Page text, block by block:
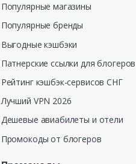
Популярные магазины
Популярные бренды
Выгодные кэшбэки
Патнерские ссылки для блогеров
Рейтинг кэшбэк-сервисов СНГ
Лучший VPN 2026
Дешевые авиабилеты и отели
Промокоды от блогеров